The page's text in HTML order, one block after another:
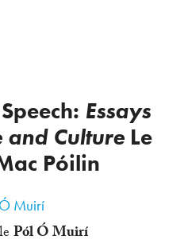
Essays
and Culture Le
Póilin
Muirí
Pól Ó Muirí